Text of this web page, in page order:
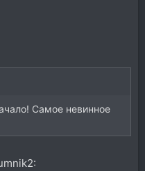
Самое невинное